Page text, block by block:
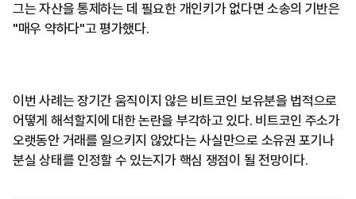
그는 자산을 통제하는 데 필요한 개인키가 없다면 소송의 기반은
"매우 약하다"고 평가했다.
이번 사례는 장기간 움직이지 않은 비트코인 보유분을 법적으로
어떻게 해석할지에 대한 논란을 부각하고 있다. 비트코인 주소가
오랫동안 거래를 일으키지 않았다는 사실만으로 소유권 포기나
분실 상태를 인정할 수 있는지가 핵심 쟁점이 될 전망이다.